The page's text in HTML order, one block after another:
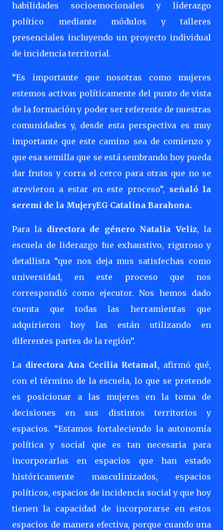
habilidades socioemocionales y liderazgo
político mediante módulos y talleres
presenciales incluyendo un proyecto individual
de incidencia territorial.
“Es importante que nosotras como mujeres
estemos activas políticamente del punto de vista
de la formación y poder ser referente de nuestras
comunidades y, desde esta perspectiva es muy
importante que este camino sea de comienzo y
que esa semilla que se está sembrando hoy pueda
dar frutos y corra el cerco para otras que no se
atrevieron a estar en este proceso”, señaló la
seremi de la MujeryEG Catalina Barahona.
Para la directora de género Natalia Veliz, la
escuela de liderazgo fue exhaustivo, riguroso y
detallista “que nos deja mus satisfechas como
universidad, en este proceso que nos
correspondió como ejecutor. Nos hemos dado
cuenta que todas las herramientas que
adquirieron hoy las están utilizando en
diferentes partes de la región”.
La directora Ana Cecilia Retamal, afirmó qué,
con el término de la escuela, lo que se pretende
es posicionar a las mujeres en la toma de
decisiones en sus distintos territorios y
espacios. “Estamos fortaleciendo la autonomía
política y social que es tan necesaria para
incorporarlas en espacios que han estado
históricamente masculinizados, espacios
políticos, espacios de incidencia social y que hoy
tienen la capacidad de incorporarse en estos
espacios de manera efectiva, porque cuando una